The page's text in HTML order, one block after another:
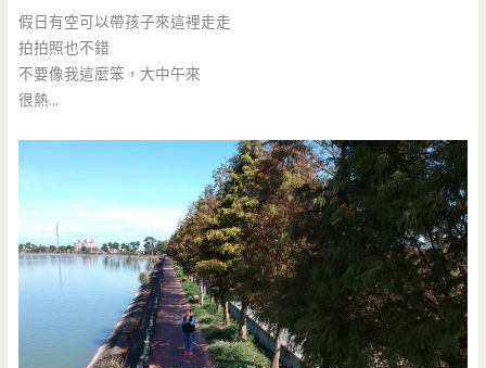
假日有空可以帶孩子來這裡走走
拍拍照也不錯
不要像我這麼笨，大中午來
很熱…